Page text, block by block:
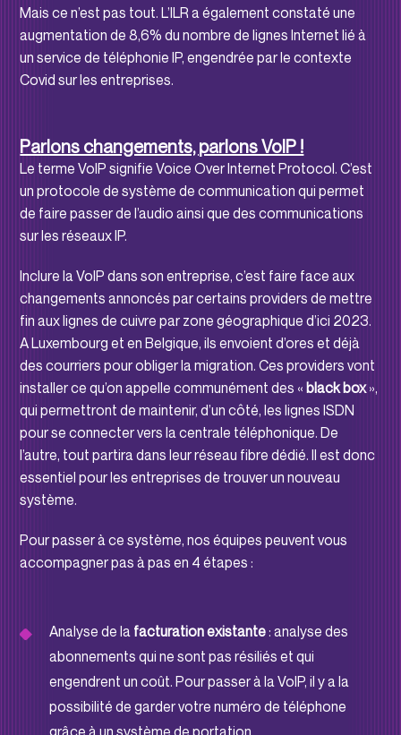
Mais ce n’est pas tout. L’ILR a également constaté une
augmentation de 8,6% du nombre de lignes Internet lié à
un service de téléphonie IP, engendrée par le contexte
Covid sur les entreprises.
Parlons changements, parlons VoIP !
Le terme VoIP signifie Voice Over Internet Protocol. C’est
un protocole de système de communication qui permet
de faire passer de l’audio ainsi que des communications
sur les réseaux IP.
Inclure la VoIP dans son entreprise, c’est faire face aux
changements annoncés par certains providers de mettre
fin aux lignes de cuivre par zone géographique d’ici 2023.
A Luxembourg et en Belgique, ils envoient d’ores et déjà
des courriers pour obliger la migration. Ces providers vont
installer ce qu’on appelle communément des «black box»,
qui permettront de maintenir, d’un côté, les lignes ISDN
pour se connecter vers la centrale téléphonique. De
l’autre, tout partira dans leur réseau fibre dédié. Il est donc
essentiel pour les entreprises de trouver un nouveau
système.
Pour passer à ce système, nos équipes peuvent vous
accompagner pas à pas en 4 étapes :
Analyse de la facturation existante : analyse des
abonnements qui ne sont pas résiliés et qui
engendrent un coût. Pour passer à la VoIP, il y a la
possibilité de garder votre numéro de téléphone
grâce à un système de portation.